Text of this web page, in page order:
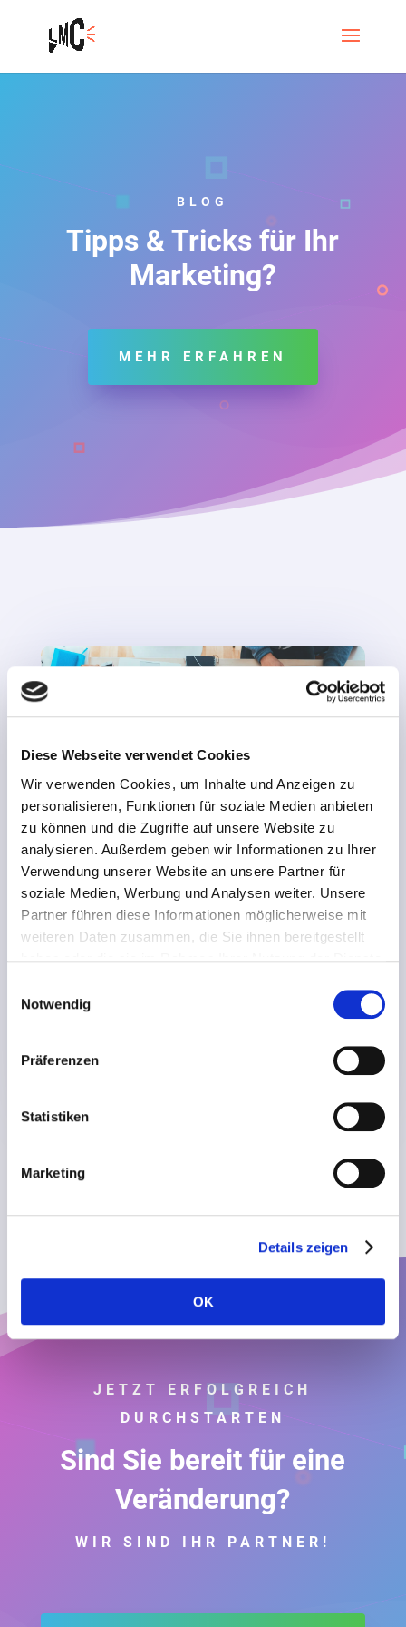
Diese Webseite verwendet Cookies
Wir verwenden Cookies, um Inhalte und Anzeigen zu
personalisieren, Funktionen für soziale Medien anbieten
zu können und die Zugriffe auf unsere Website zu
analysieren. Außerdem geben wir Informationen zu Ihrer
Verwendung unserer Website an unsere Partner für
soziale Medien, Werbung und Analysen weiter. Unsere
Partner führen diese Informationen möglicherweise mit
weiteren Daten zusammen, die Sie ihnen bereitgestellt
Cookies, wenn Sie unsere Webseite weiterhin nutzen.
Notwendig
Präferenzen
Statistiken
Marketing
Details zeigen
OK
BLOG
Tipps & Tricks für Ihr
Marketing?
MEHR ERFAHREN
Online Marketing als Bühne für ein
erfolgreiches Unternehmen!
Ein Onlineauftritt ist im heutigen Zeitalter der Digitalisierung
ein grundlegender Bestandteil jedes Unternehmens. Das World
adressiert eine globale Zielgruppe. Über kein anderes Medium
JETZT ERFOLGREICH
DURCHSTARTEN
Sind Sie bereit für eine
Veränderung?
WIR SIND IHR PARTNER!